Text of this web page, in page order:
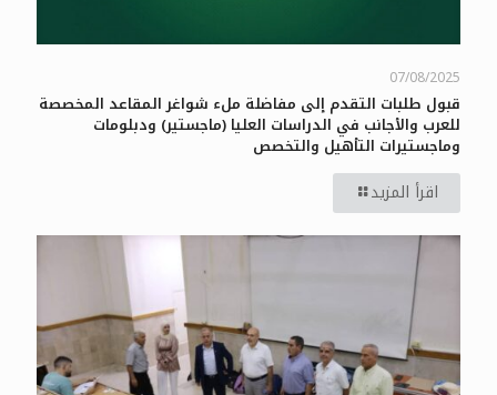
07/08/2025
قبول طلبات التقدم إلى مفاضلة ملء شواغر المقاعد المخصصة
للعرب والأجانب في الدراسات العليا (ماجستير) ودبلومات
وماجستيرات التأهيل والتخصص
اقرأ المزيد